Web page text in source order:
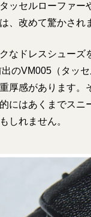
ッセルローファ
、改めて驚かされ
なドレスシュー
のVM005（タッ
厚感があります
にはあくまでス
しれません。